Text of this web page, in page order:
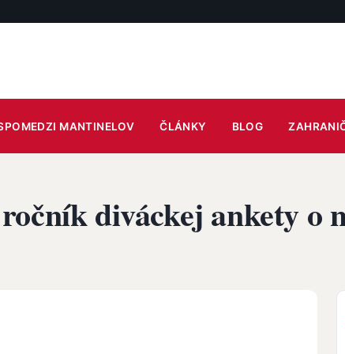
MANTINELOV ČLÁNKY BLOG
diváckej ankety o